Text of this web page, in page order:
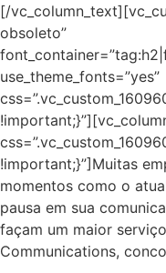
[/
obsoleto”
use_theme_fonts=”yes”
!important;}”]Muitas
momentos como o
pausa em sua
façam um maior
Communications,